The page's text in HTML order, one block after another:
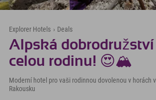
Explorer Hotels › Deals
Alpská dobrodružství
celou rodinu! 😍🏔️
Moderní hotel pro vaši rodinnou dovolenou v horách
Rakousku